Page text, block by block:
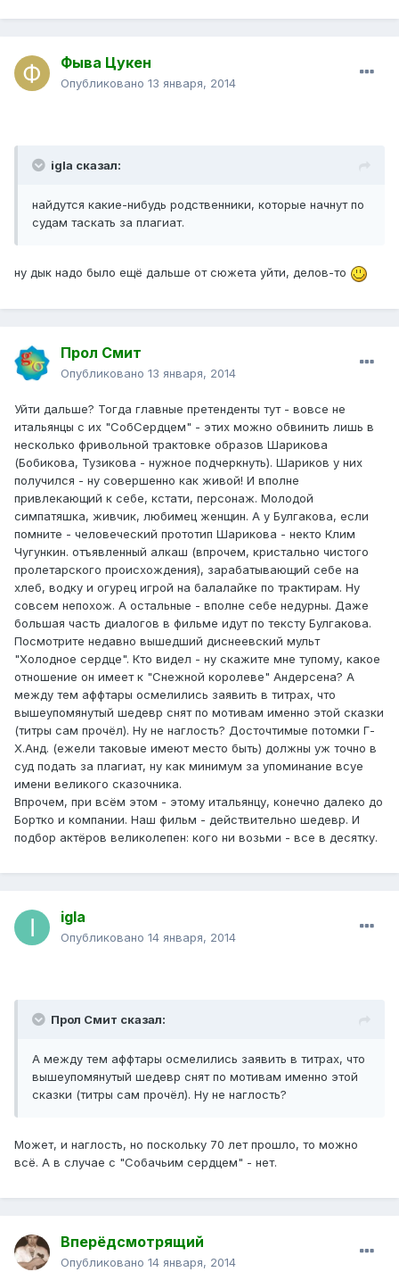
Фыва Цукен
Опубликовано 13 января, 2014
igla сказал:
найдутся какие-нибудь родственники, которые начнут по
судам таскать за плагиат.
ну дык надо было ещё дальше от сюжета уйти, делов-то
Прол Смит
Опубликовано 13 января, 2014
Уйти дальше? Тогда главные претенденты тут - вовсе не
итальянцы с их "СобСердцем" - этих можно обвинить лишь в
несколько фривольной трактовке образов Шарикова
(Бобикова, Тузикова - нужное подчеркнуть). Шариков у них
получился - ну совершенно как живой! И вполне
привлекающий к себе, кстати, персонаж. Молодой
симпатяшка, живчик, любимец женщин. А у Булгакова, если
помните - человеческий прототип Шарикова - некто Клим
Чугункин. отъявленный алкаш (впрочем, кристально чистого
пролетарского происхождения), зарабатывающий себе на
хлеб, водку и огурец игрой на балалайке по трактирам. Ну
совсем непохож. А остальные - вполне себе недурны. Даже
большая часть диалогов в фильме идут по тексту Булгакова.
Посмотрите недавно вышедший диснеевский мульт
"Холодное сердце". Кто видел - ну скажите мне тупому, какое
отношение он имеет к "Снежной королеве" Андерсена? А
между тем аффтары осмелились заявить в титрах, что
вышеупомянутый шедевр снят по мотивам именно этой сказки
(титры сам прочёл). Ну не наглость? Досточтимые потомки Г-
Х.Анд. (ежели таковые имеют место быть) должны уж точно в
суд подать за плагиат, ну как минимум за упоминание всуе
имени великого сказочника.
Впрочем, при всём этом - этому итальянцу, конечно далеко до
Бортко и компании. Наш фильм - действительно шедевр. И
подбор актёров великолепен: кого ни возьми - все в десятку.
igla
Опубликовано 14 января, 2014
Прол Смит сказал:
А между тем аффтары осмелились заявить в титрах, что
вышеупомянутый шедевр снят по мотивам именно этой
сказки (титры сам прочёл). Ну не наглость?
Может, и наглость, но поскольку 70 лет прошло, то можно
всё. А в случае с "Собачьим сердцем" - нет.
Вперёдсмотрящий
Опубликовано 14 января, 2014